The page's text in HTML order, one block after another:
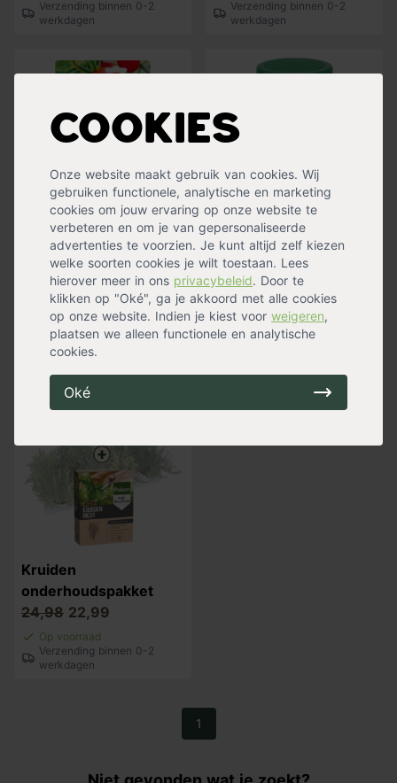
Cookies
Onze website maakt gebruik van cookies. Wij
gebruiken functionele, analytische en marketing
cookies om jouw ervaring op onze website te
verbeteren en om je van gepersonaliseerde
advertenties te voorzien. Je kunt altijd zelf kiezen
welke soorten cookies je wilt toestaan. Lees
hierover meer in ons privacybeleid. Door te
klikken op "Oké", ga je akkoord met alle cookies
op onze website. Indien je kiest voor weigeren,
plaatsen we alleen functionele en analytische
cookies.
Oké
Verzending binnen 0-2
werkdagen
Verzending binnen 0-2
werkdagen
Pokon Bio Groenten en
Kruiden
Voedingskegels
7,99
Op voorraad
Verzending binnen 0-2
werkdagen
Pokon Stekpoeder
10,99
Op voorraad
Verzending binnen 0-2
Kruiden
onderhoudspakket
24,98 22,99
Op voorraad
Verzending binnen 0-2
werkdagen
1